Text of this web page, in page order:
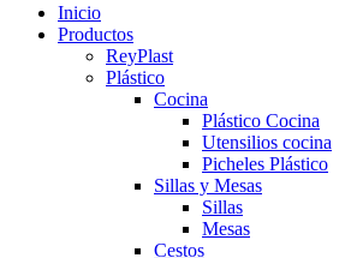
Inicio
Productos
ReyPlast
Plástico
Cocina
Plástico Cocina
Utensilios cocina
Picheles Plástico
Sillas y Mesas
Sillas
Mesas
Cestos